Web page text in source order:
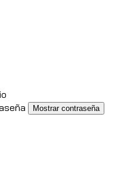
Mostrar contraseña